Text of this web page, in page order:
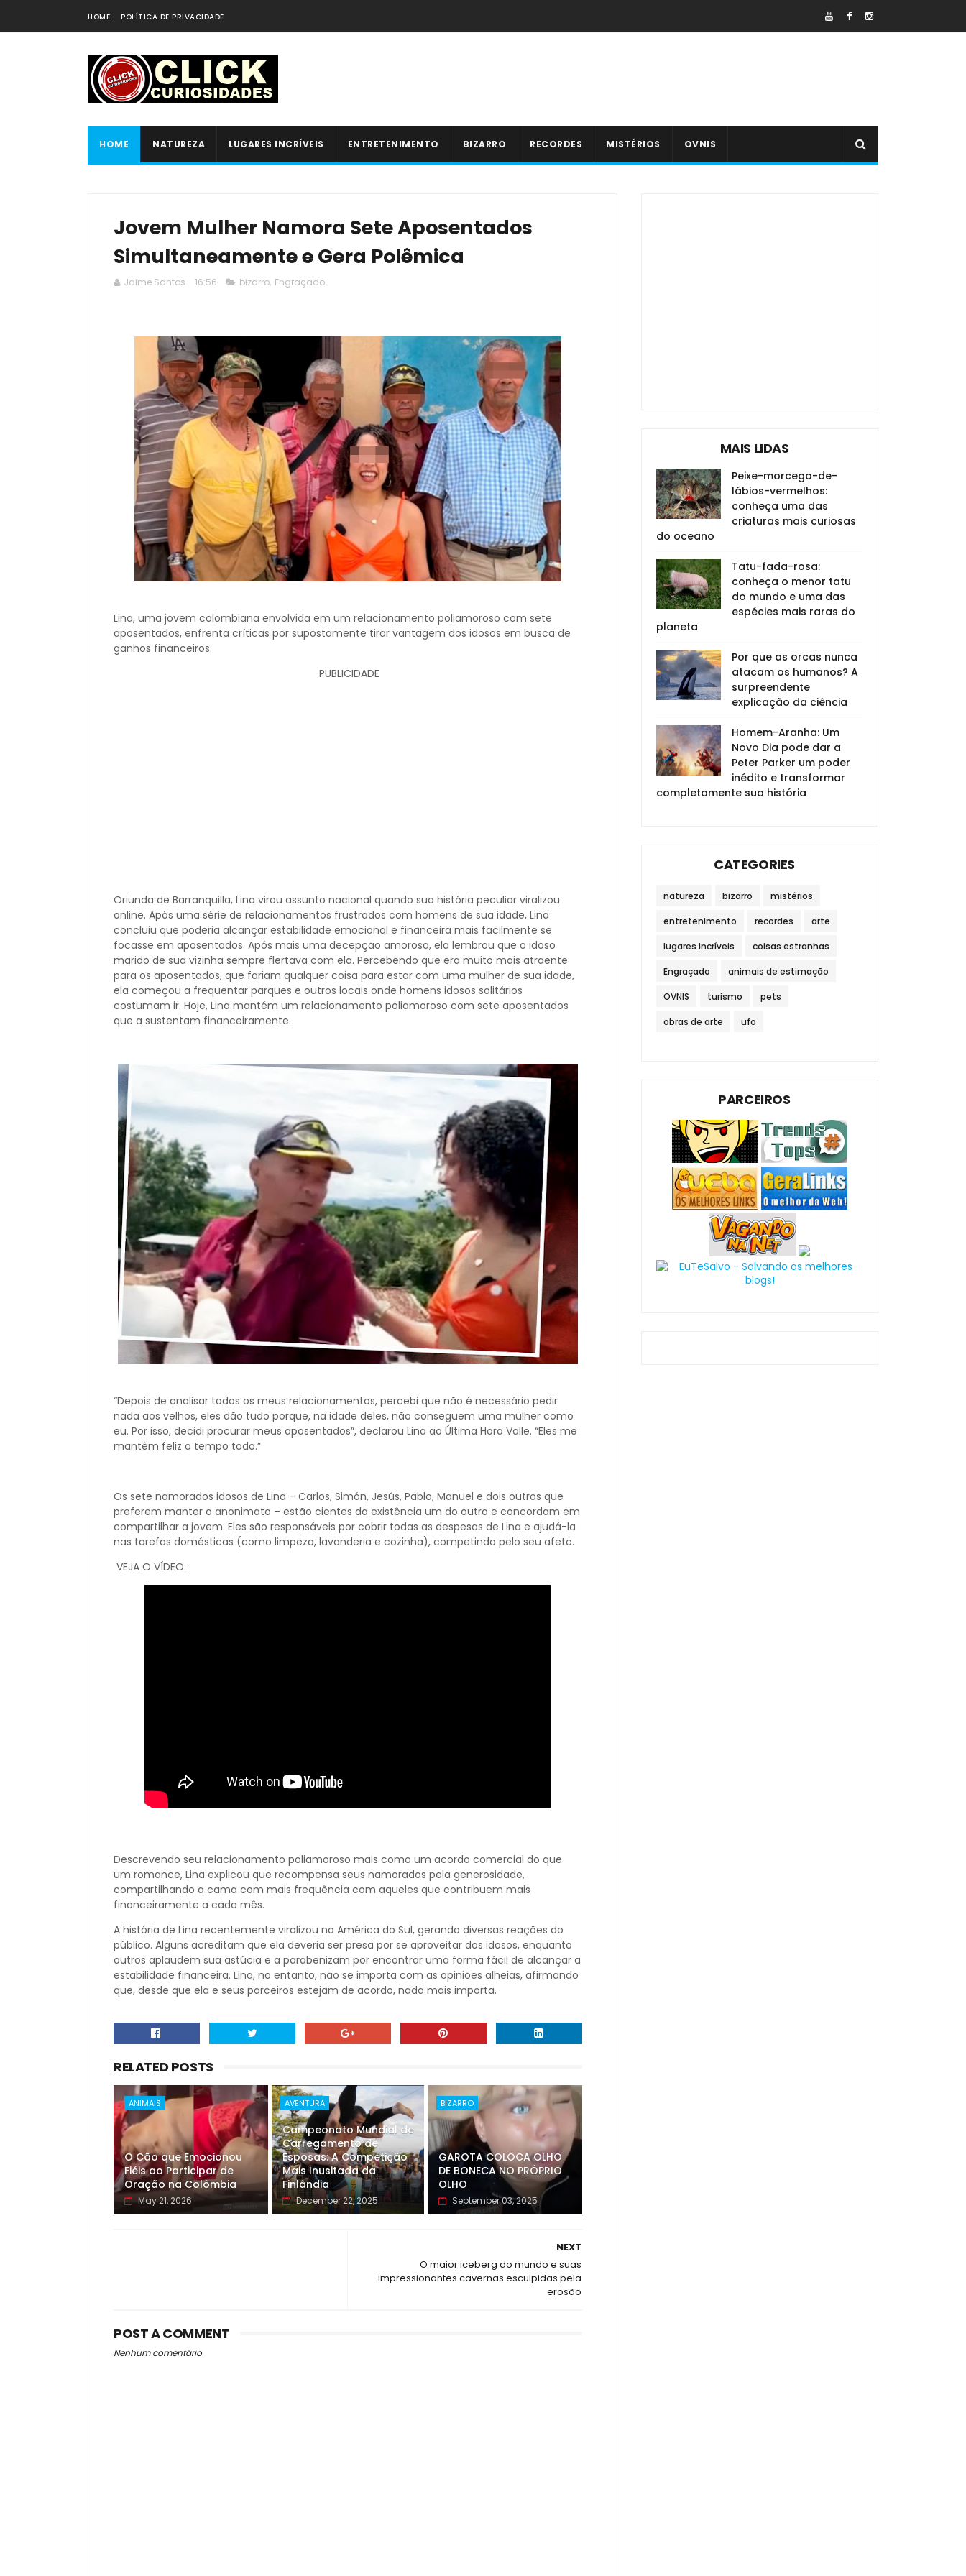
HOME POLÍTICA DE PRIVACIDADE
HOME NATUREZA LUGARES INCRÍVEIS ENTRETENIMENTO BIZARRO RECORDES MISTÉRIOS OVNIS
Jovem Mulher Namora Sete Aposentados
Simultaneamente e Gera Polêmica
Jaime Santos 16:56 bizarro, Engraçado
Lina, uma jovem colombiana envolvida em um relacionamento poliamoroso com sete
aposentados, enfrenta críticas por supostamente tirar vantagem dos idosos em busca de
ganhos financeiros.
PUBLICIDADE
Oriunda de Barranquilla, Lina virou assunto nacional quando sua história peculiar viralizou
online. Após uma série de relacionamentos frustrados com homens de sua idade, Lina
concluiu que poderia alcançar estabilidade emocional e financeira mais facilmente se
focasse em aposentados. Após mais uma decepção amorosa, ela lembrou que o idoso
marido de sua vizinha sempre flertava com ela. Percebendo que era muito mais atraente
para os aposentados, que fariam qualquer coisa para estar com uma mulher de sua idade,
ela começou a frequentar parques e outros locais onde homens idosos solitários
costumam ir. Hoje, Lina mantém um relacionamento poliamoroso com sete aposentados
que a sustentam financeiramente.
“Depois de analisar todos os meus relacionamentos, percebi que não é necessário pedir
nada aos velhos, eles dão tudo porque, na idade deles, não conseguem uma mulher como
eu. Por isso, decidi procurar meus aposentados”, declarou Lina ao Última Hora Valle. “Eles me
mantêm feliz o tempo todo.”
Os sete namorados idosos de Lina – Carlos, Simón, Jesús, Pablo, Manuel e dois outros que
preferem manter o anonimato – estão cientes da existência um do outro e concordam em
compartilhar a jovem. Eles são responsáveis por cobrir todas as despesas de Lina e ajudá-la
nas tarefas domésticas (como limpeza, lavanderia e cozinha), competindo pelo seu afeto.
VEJA O VÍDEO:
Descrevendo seu relacionamento poliamoroso mais como um acordo comercial do que
um romance, Lina explicou que recompensa seus namorados pela generosidade,
compartilhando a cama com mais frequência com aqueles que contribuem mais
financeiramente a cada mês.
A história de Lina recentemente viralizou na América do Sul, gerando diversas reações do
público. Alguns acreditam que ela deveria ser presa por se aproveitar dos idosos, enquanto
outros aplaudem sua astúcia e a parabenizam por encontrar uma forma fácil de alcançar a
estabilidade financeira. Lina, no entanto, não se importa com as opiniões alheias, afirmando
que, desde que ela e seus parceiros estejam de acordo, nada mais importa.
RELATED POSTS
ANIMAIS
O Cão que Emocionou
Fiéis ao Participar de
Oração na Colômbia
May 21, 2026
AVENTURA
Campeonato Mundial de
Carregamento de
Esposas: A Competição
Mais Inusitada da
Finlândia
December 22, 2025
BIZARRO
GAROTA COLOCA OLHO
DE BONECA NO PRÓPRIO
OLHO
September 03, 2025
NEXT
O maior iceberg do mundo e suas
impressionantes cavernas esculpidas pela
erosão
POST A COMMENT
Nenhum comentário
MAIS LIDAS
Peixe-morcego-de-
lábios-vermelhos:
conheça uma das
criaturas mais curiosas
do oceano
Tatu-fada-rosa:
conheça o menor tatu
do mundo e uma das
espécies mais raras do
planeta
Por que as orcas nunca
atacam os humanos? A
surpreendente
explicação da ciência
Homem-Aranha: Um
Novo Dia pode dar a
Peter Parker um poder
inédito e transformar
completamente sua história
CATEGORIES
natureza bizarro mistérios
entretenimento recordes arte
lugares incríveis coisas estranhas
Engraçado animais de estimação
OVNIS turismo pets
obras de arte ufo
PARCEIROS